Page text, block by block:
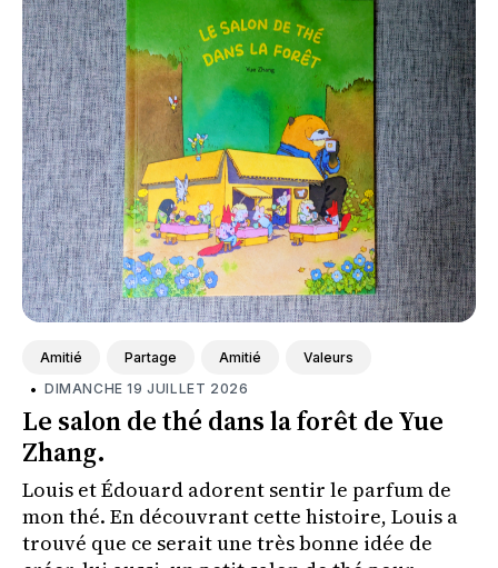
Amitié Partage Amitié Valeurs
• DIMANCHE 19 JUILLET 2026
Le salon de thé dans la forêt de Yue
Zhang.
Louis et Édouard adorent sentir le parfum de
mon thé. En découvrant cette histoire, Louis a
trouvé que ce serait une très bonne idée de